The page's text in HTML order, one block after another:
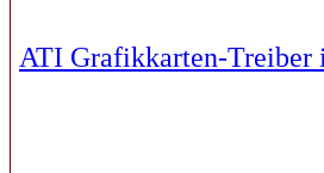
ATI Grafikkarten-Treiber